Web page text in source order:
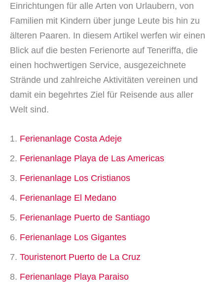
Einrichtungen für alle Arten von Urlaubern, von
Familien mit Kindern über junge Leute bis hin zu
älteren Paaren. In diesem Artikel werfen wir einen
Blick auf die besten Ferienorte auf Teneriffa, die
einen hochwertigen Service, ausgezeichnete
Strände und zahlreiche Aktivitäten vereinen und
damit ein begehrtes Ziel für Reisende aus aller
Welt sind.
Ferienanlage Costa Adeje
Ferienanlage Playa de Las Americas
Ferienanlage Los Cristianos
Ferienanlage El Medano
Ferienanlage Puerto de Santiago
Ferienanlage Los Gigantes
Touristenort Puerto de La Cruz
Ferienanlage Playa Paraiso